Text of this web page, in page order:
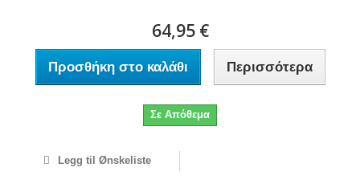
64,95 €
Προσθήκη στο καλάθι Περισσότερα
Σε Απόθεμα
Legg til Ønskeliste